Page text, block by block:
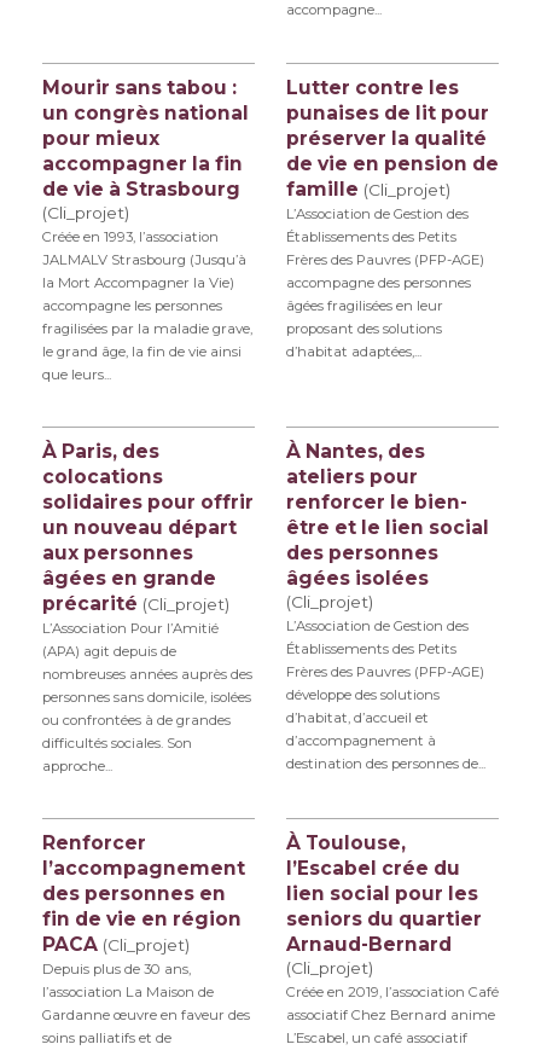
accompagne...
Mourir sans tabou :
un congrès national
pour mieux
accompagner la fin
de vie à Strasbourg
(Cli_projet)
Créée en 1993, l’association
JALMALV Strasbourg (Jusqu’à
la Mort Accompagner la Vie)
accompagne les personnes
fragilisées par la maladie grave,
le grand âge, la fin de vie ainsi
que leurs...
Lutter contre les
punaises de lit pour
préserver la qualité
de vie en pension de
famille (Cli_projet)
L’Association de Gestion des
Établissements des Petits
Frères des Pauvres (PFP-AGE)
accompagne des personnes
âgées fragilisées en leur
proposant des solutions
d’habitat adaptées,...
À Paris, des
colocations
solidaires pour offrir
un nouveau départ
aux personnes
âgées en grande
précarité (Cli_projet)
L’Association Pour l’Amitié
(APA) agit depuis de
nombreuses années auprès des
personnes sans domicile, isolées
ou confrontées à de grandes
difficultés sociales. Son
approche...
À Nantes, des
ateliers pour
renforcer le bien-
être et le lien social
des personnes
âgées isolées
(Cli_projet)
L’Association de Gestion des
Établissements des Petits
Frères des Pauvres (PFP-AGE)
développe des solutions
d’habitat, d’accueil et
d’accompagnement à
destination des personnes de...
Renforcer
l’accompagnement
des personnes en
fin de vie en région
PACA (Cli_projet)
Depuis plus de 30 ans,
l’association La Maison de
Gardanne œuvre en faveur des
soins palliatifs et de
À Toulouse,
l’Escabel crée du
lien social pour les
seniors du quartier
Arnaud-Bernard
(Cli_projet)
Créée en 2019, l’association Café
associatif Chez Bernard anime
L’Escabel, un café associatif